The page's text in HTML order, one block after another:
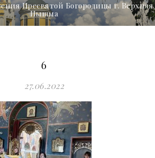
Пресвятой Богородицы г. Верхняя
Пышма
6
27.06.2022